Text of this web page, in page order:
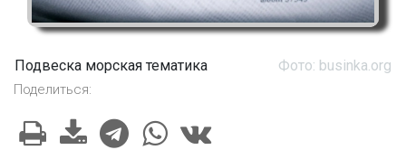
Подвеска морская тематика Фото: businka.org
Поделиться: